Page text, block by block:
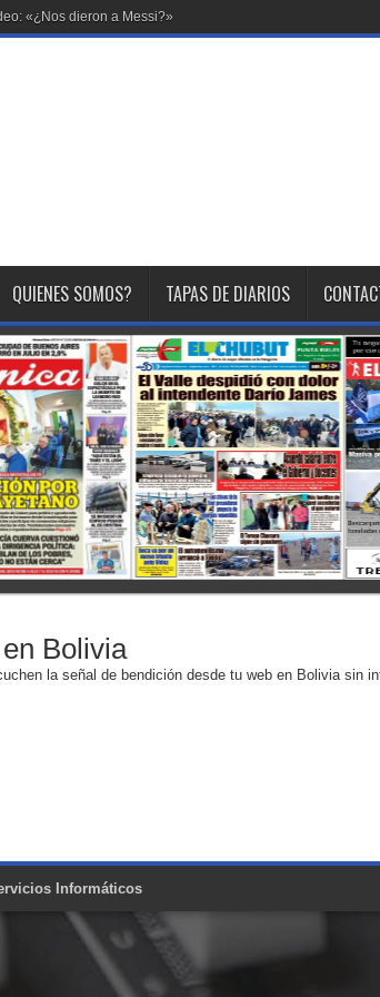
«¿Nos dieron a Messi?»
QUIENES SOMOS? TAPAS DE DIARIOS
Bolivia
la señal de bendición desde tu web en Bolivia sin
Informáticos